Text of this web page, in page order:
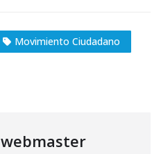
Movimiento Ciudadano
webmaster